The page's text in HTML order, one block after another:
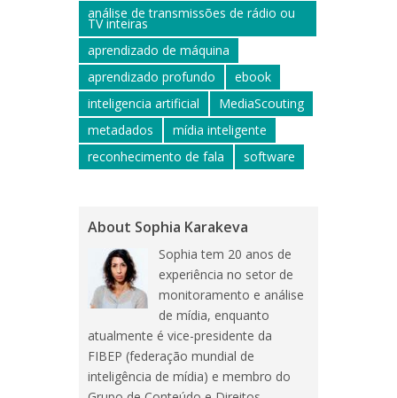
análise de transmissões de rádio ou
TV inteiras
aprendizado de máquina
aprendizado profundo
ebook
inteligencia artificial
MediaScouting
metadados
mídia inteligente
reconhecimento de fala
software
About Sophia Karakeva
Sophia tem 20 anos de
experiência no setor de
monitoramento e análise
de mídia, enquanto
atualmente é vice-presidente da
FIBEP (federação mundial de
inteligência de mídia) e membro do